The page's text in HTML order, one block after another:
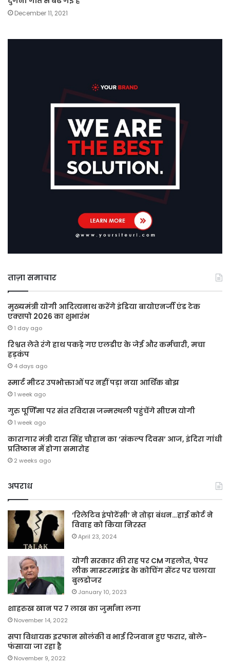
December 11, 2021
ताज़ा समाचार
मुख्यमंत्री योगी आदित्यनाथ करेंगे इंडिया बायोएनर्जी एंड टेक
एक्सपो 2026 का शुभारंभ
1 day ago
रिश्वत लेते रंगे हाथ पकड़े गए एलडीए के जेई और कर्मचारी, मचा
हड़कंप
4 days ago
स्मार्ट मीटर उपभोक्ताओं पर नहीं पड़ा नया आर्थिक बोझ
1 week ago
गुरु पूर्णिमा पर संत रविदास जन्मस्थली पहुंचेंगे सीएम योगी
1 week ago
कारागार मंत्री दारा सिंह चौहान का ‘संकल्प दिवस’ आज, इंदिरा गांधी
प्रतिष्ठान में होगा समारोह
2 weeks ago
अपराध
‘रिलेटिव इंपोटेंसी’ ने तोड़ा बंधन…हाई कोर्ट ने
विवाह को किया निरस्त
April 23, 2024
योगी सरकार की राह पर CM गहलोत, पेपर
लीक मास्टरमाइंड के कोचिंग सेंटर पर चलाया
बुलडोजर
January 10, 2023
शाहरुख खान पर 7 लाख का जुर्माना लगा
November 14, 2022
सपा विधायक इरफान सोलंकी व भाई रिजवान हुए फरार, बोले-
फंसाया जा रहा है
November 9, 2022